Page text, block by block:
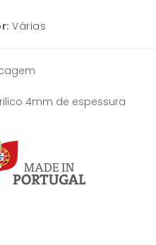
Várias
4mm de espessura